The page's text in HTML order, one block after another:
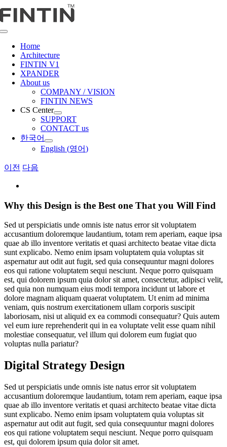
콘
텐
츠
Toggle
NavigationHome
Architecture
FINTIN V1
XPANDER
About us
COMPANY / VISION
FINTIN NEWS
CS Center
SUPPORT
CONTACT us
한국어
English (영어)
이전 다음
Image
Why this Design is the Best one That you Will Find
Sed ut perspiciatis unde omnis iste natus error sit voluptatem
accusantium doloremque laudantium, totam rem aperiam, eaque ipsa
quae ab illo inventore veritatis et quasi architecto beatae vitae dicta
sunt explicabo. Nemo enim ipsam voluptatem quia voluptas sit
aspernatur aut odit aut fugit, sed quia consequuntur magni dolores
eos qui ratione voluptatem sequi nesciunt. Neque porro quisquam
est, qui dolorem ipsum quia dolor sit amet, consectetur, adipisci velit,
sed quia non numquam eius modi tempora incidunt ut labore et
dolore magnam aliquam quaerat voluptatem. Ut enim ad minima
veniam, quis nostrum exercitationem ullam corporis suscipit
laboriosam, nisi ut aliquid ex ea commodi consequatur? Quis autem
vel eum iure reprehenderit qui in ea voluptate velit esse quam nihil
molestiae consequatur, vel illum qui dolorem eum fugiat quo
voluptas nulla pariatur?
Digital Strategy Design
Sed ut perspiciatis unde omnis iste natus error sit voluptatem
accusantium doloremque laudantium, totam rem aperiam, eaque ipsa
quae ab illo inventore veritatis et quasi architecto beatae vitae dicta
sunt explicabo. Nemo enim ipsam voluptatem quia voluptas sit
aspernatur aut odit aut fugit, sed quia consequuntur magni dolores
eos qui ratione voluptatem sequi nesciunt. Neque porro quisquam
est, qui dolorem ipsum quia dolor sit amet.